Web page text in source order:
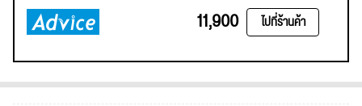
11,900 ไปที่ร้านค้า